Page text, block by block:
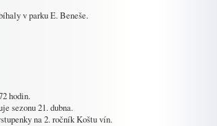
v parku E. Beneše.
hodin.
sezonu 21. dubna.
na 2. ročník Koštu vín.